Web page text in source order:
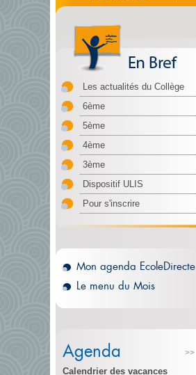
Les actualités du Collège
6ème
5ème
4ème
3ème
Dispositif ULIS
Pour s'inscrire
Mon agenda EcoleDirecte
Le menu du Mois
>>
Agenda
Calendrier des vacances